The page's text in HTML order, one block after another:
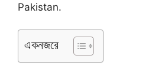
Pakistan.
একনজরে